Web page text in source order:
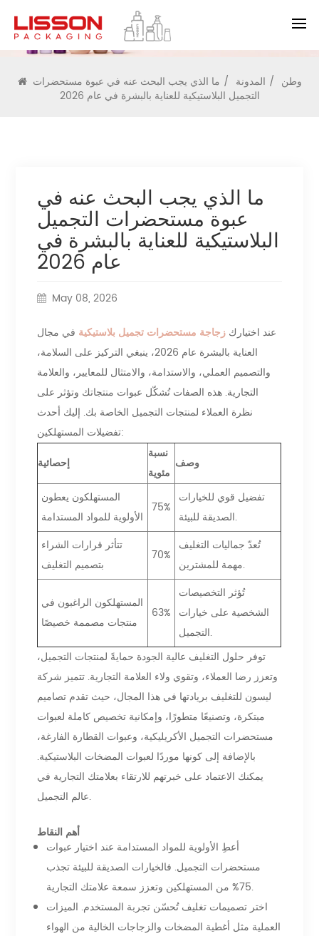
المدونة
وطن / المدونة / ما الذي يجب البحث عنه في عبوة مستحضرات
التجميل البلاستيكية للعناية بالبشرة في عام 2026
ما الذي يجب البحث عنه في
عبوة مستحضرات التجميل
البلاستيكية للعناية بالبشرة في
عام 2026
May 08, 2026
عند اختيارك زجاجة مستحضرات تجميل بلاستيكية في مجال
العناية بالبشرة عام 2026، ينبغي التركيز على السلامة،
والتصميم العملي، والاستدامة، والامتثال للمعايير، والعلامة
التجارية. هذه الصفات تُشكّل عبوات منتجاتك وتؤثر على
نظرة العملاء لمنتجات التجميل الخاصة بك. إليك أحدث
تفضيلات المستهلكين:
إحصائية
نسبة
مئوية
وصف
المستهلكون يعطون
الأولوية للمواد المستدامة
75%
تفضيل قوي للخيارات
الصديقة للبيئة.
تتأثر قرارات الشراء
بتصميم التغليف
70%
تُعدّ جماليات التغليف
مهمة للمشترين.
المستهلكون الراغبون في
منتجات مصممة خصيصًا
63%
تُؤثر التخصيصات
الشخصية على خيارات
التجميل.
توفر حلول التغليف عالية الجودة حمايةً لمنتجات التجميل،
وتعزز رضا العملاء، وتقوي ولاء العلامة التجارية. تتميز شركة
ليسون للتغليف بريادتها في هذا المجال، حيث تقدم تصاميم
مبتكرة، وتصنيعًا متطورًا، وإمكانية تخصيص كاملة لعبوات
مستحضرات التجميل الأكريليكية، وعبوات القطارة الفارغة،
بالإضافة إلى كونها موردًا لعبوات المضخات البلاستيكية.
يمكنك الاعتماد على خبرتهم للارتقاء بعلامتك التجارية في
عالم التجميل.
أهم النقاط
أعطِ الأولوية للمواد المستدامة عند اختيار عبوات
مستحضرات التجميل. فالخيارات الصديقة للبيئة تجذب
75% من المستهلكين وتعزز سمعة علامتك التجارية.
اختر تصميمات تغليف تُحسّن تجربة المستخدم. الميزات
العملية مثل أغطية المضخات والزجاجات الخالية من الهواء